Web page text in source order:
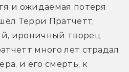
и ожидаемая потеря
Терри Пратчетт,
ироничный творец
много лет страдал
и его смерть, к